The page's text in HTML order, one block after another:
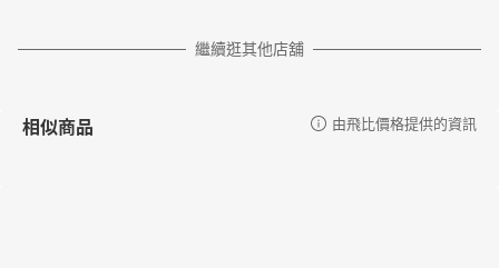
繼續逛其他店舖
相似商品 由飛比價格提供的資訊